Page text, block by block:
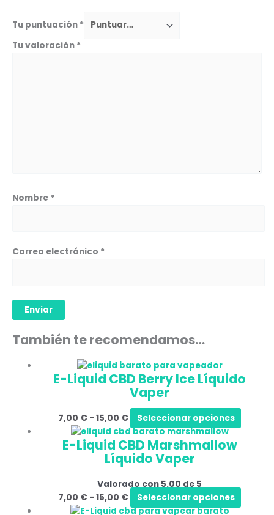
Tu puntuación *
Tu valoración *
Nombre *
Correo electrónico *
También te recomendamos…
E-Liquid CBD Berry Ice Líquido
Vaper
7,00 € - 15,00 € Seleccionar opciones
E-Liquid CBD Marshmallow
Líquido Vaper
Valorado con 5.00 de 5
7,00 € - 15,00 € Seleccionar opciones